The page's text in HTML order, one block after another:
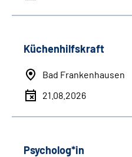
Küchenhilfskraft
Bad Frankenhausen
21.08.2026
Psycholog*in